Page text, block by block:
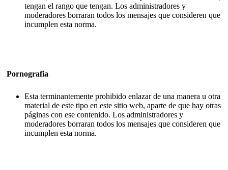
tengan el rango que tengan. Los administradores y
moderadores borraran todos los mensajes que consideren que
incumplen esta norma.
Pornografia
Esta terminantemente prohibido enlazar de una manera u otra
material de este tipo en este sitio web, aparte de que hay otras
páginas con ese contenido. Los administradores y
moderadores borraran todos los mensajes que consideren que
incumplen esta norma.